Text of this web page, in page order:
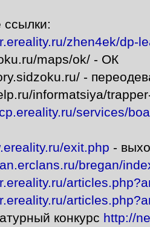
zhen4ek/dp-
maps/ok/ - ОК
-
informatsiya/
services/
exit.php -
bregan/
конкурс http://